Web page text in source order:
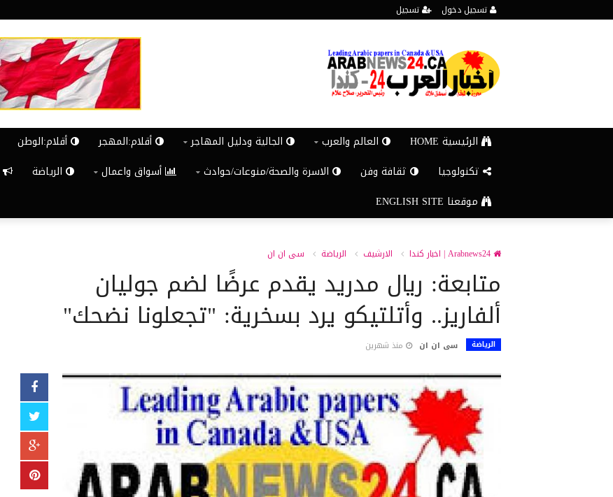
تسجيل دخول تسجيل
الرئيسية HOME العالم والعرب الجالية ودليل المهاجر أقلام:المهجر أقلام:الوطن
تكنولوجيا
ثقافة وفن الاسرة والصحة/منوعات/حوادث أسواق واعمال الرياضة
موقعنا ENGLISH SITE
الارشيف الرياضة سى ان ان
متابعة: ريال مدريد يقدم عرضًا لضم جوليان
ألفاريز.. وأتلتيكو يرد بسخرية: "تجعلونا نضحك"
الرياضة سى ان ان منذ شهرين